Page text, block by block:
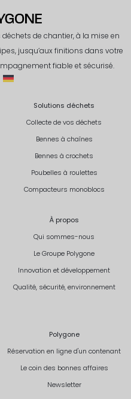
de chantier, à la mise en
jusqu’aux finitions dans votre
fiable et sécurisé.
Solutions déchets
Collecte de vos déchets
Bennes à chaînes
Bennes à crochets
Poubelles à roulettes
Compacteurs monoblocs
À propos
Qui sommes-nous
Le Groupe Polygone
Innovation et développement
Qualité, sécurité, environnement
Polygone
Réservation en ligne d'un contenant
Le coin des bonnes affaires
Newsletter